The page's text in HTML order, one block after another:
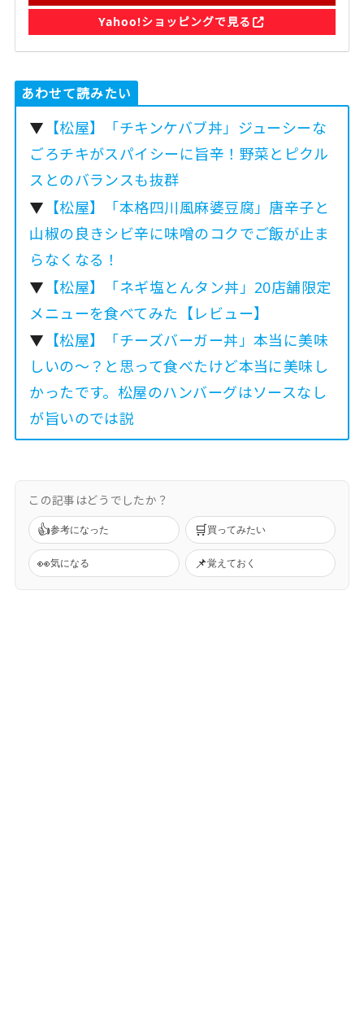
Yahoo!ショッピングで見る
あわせて読みたい
▼ 【松屋】「チキンケバブ丼」ジューシーな
ごろチキがスパイシーに旨辛！野菜とピクル
スとのバランスも抜群
▼ 【松屋】「本格四川風麻婆豆腐」唐辛子と
山椒の良きシビ辛に味噌のコクでご飯が止ま
らなくなる！
▼ 【松屋】「ネギ塩とんタン丼」20店舗限定
メニューを食べてみた【レビュー】
▼ 【松屋】「チーズバーガー丼」本当に美味
しいの〜？と思って食べたけど本当に美味し
かったです。松屋のハンバーグはソースなし
が旨いのでは説
この記事はどうでしたか？
👍参考になった 🛒買ってみたい
👀気になる 📌覚えておく